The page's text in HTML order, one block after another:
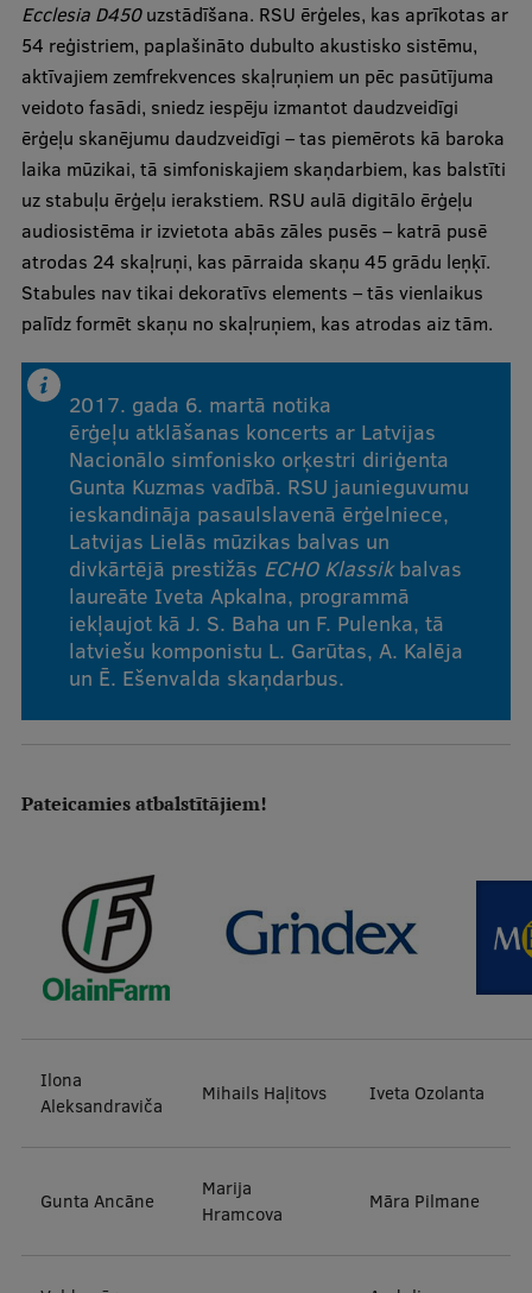
Faculties
Our people
Strategy
Structure
History
Visual Identity
RSU Great Hall
Development and research projects
Rankings
Virtual tour
Study and environmental accessibility
Sustainable Development Goals
Performance Data 2025
Souvenirs and books
Ethics and Equity Training
Open University
Latvian Language Courses
Pre-Courses
Centre for Educational Growth
Ecclesia D450uzstādīšana. RSU ērģeles, kas aprīkotas ar
54 reģistriem, paplašināto dubulto akustisko sistēmu,
aktīvajiem zemfrekvences skaļruņiem un pēc pasūtījuma
veidoto fasādi, sniedz iespēju izmantot daudzveidīgi
ērģeļu skanējumu daudzveidīgi – tas piemērots kā baroka
laika mūzikai, tā simfoniskajiem skaņdarbiem, kas balstīti
uz stabuļu ērģeļu ierakstiem. RSU aulā digitālo ērģeļu
audiosistēma ir izvietota abās zāles pusēs – katrā pusē
atrodas 24 skaļruņi, kas pārraida skaņu 45 grādu leņķī.
Stabules nav tikai dekoratīvs elements – tās vienlaikus
palīdz formēt skaņu no skaļruņiem, kas atrodas aiz tām.
2017. gada 6. martā notika
ērģeļu atklāšanas koncerts ar Latvijas
Nacionālo simfonisko orķestri diriģenta
Gunta Kuzmas vadībā. RSU jaunieguvumu
ieskandināja pasaulslavenā ērģelniece,
Latvijas Lielās mūzikas balvas un
divkārtējā prestižās ECHO Klassikbalvas
laureāte Iveta Apkalna, programmā
iekļaujot kā J. S. Baha un F. Pulenka, tā
latviešu komponistu L. Garūtas, A. Kalēja
un Ē. Ešenvalda skaņdarbus.
Pateicamies atbalstītājiem!
Ilona
Aleksandraviča
Mihails Haļitovs Iveta Ozolanta
Gunta Ancāne
Marija
Hramcova
Māra Pilmane